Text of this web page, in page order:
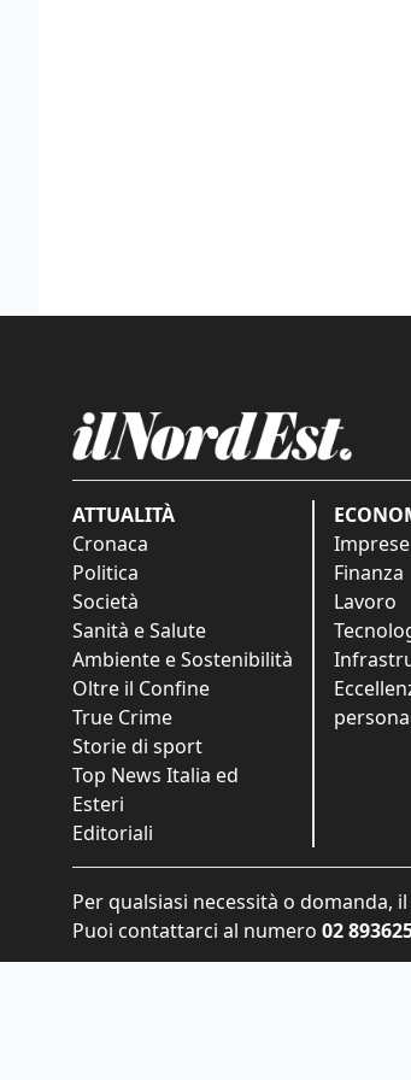
ATTUALITÀ
Cronaca
Politica
Società
Sanità e Salute
Ambiente e Sostenibilità
Oltre il Confine
True Crime
Storie di sport
Top News Italia ed
Esteri
Editoriali
Imprese
Finanza
Lavoro
Per qualsiasi necessità o domanda,
Puoi contattarci al numero 02